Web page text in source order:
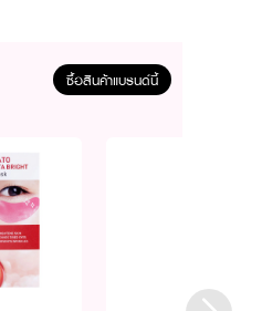
ซื้อสินค้าแบรนด์นี้